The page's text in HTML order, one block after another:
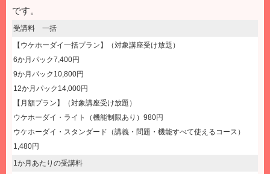
です。
受講料 一括
【ウケホーダイ一括プラン】（対象講座受け放題）
6か月パック7,400円
9か月パック10,800円
12か月パック14,000円
【月額プラン】（対象講座受け放題）
ウケホーダイ・ライト（機能制限あり）980円
ウケホーダイ・スタンダード（講義・問題・機能すべて使えるコース）
1,480円
1か月あたりの受講料